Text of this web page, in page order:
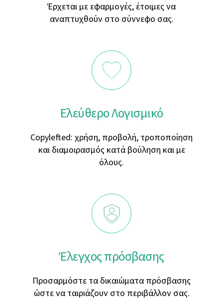
Έρχεται με εφαρμογές, έτοιμες να
αναπτυχθούν στο σύννεφο σας.
Ελεύθερο Λογισμικό
Copylefted: χρήση, προβολή, τροποποίηση
και διαμοιρασμός κατά βούληση και με
όλους.
Έλεγχος πρόσβασης
Προσαρμόστε τα δικαιώματα πρόσβασης
ώστε να ταιριάζουν στο περιβάλλον σας.